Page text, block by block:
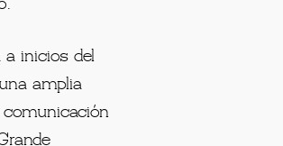
terminaron en